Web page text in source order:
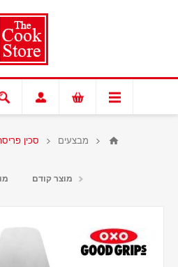
מבצעים סכין
מוצר קודם